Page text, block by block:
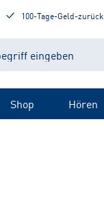
100-Tage-Geld-zurück
Shop Hören